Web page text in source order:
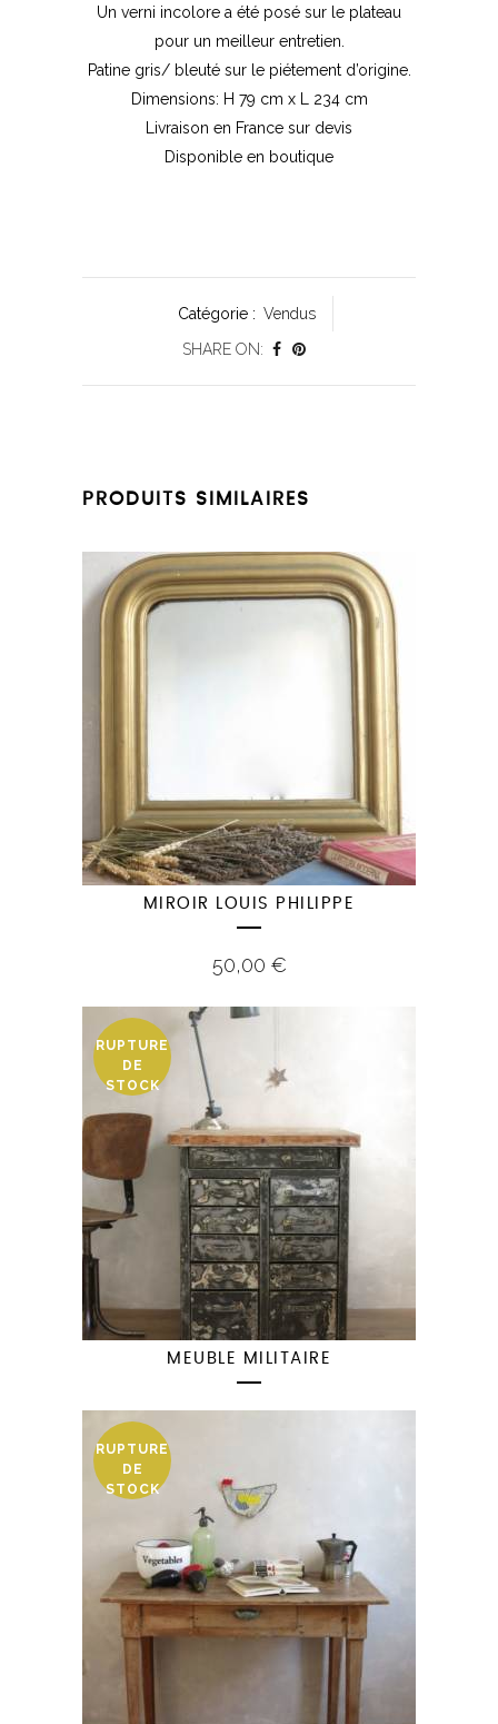
Un verni incolore a été posé sur le plateau
pour un meilleur entretien.
Patine gris/ bleuté sur le piétement d’origine.
Dimensions: H 79 cm x L 234 cm
Livraison en France sur devis
Disponible en boutique
Catégorie : Vendus
SHARE ON:
PRODUITS SIMILAIRES
MIROIR LOUIS PHILIPPE
50,00 €
RUPTURE
DE
STOCK
MEUBLE MILITAIRE
RUPTURE
DE
STOCK